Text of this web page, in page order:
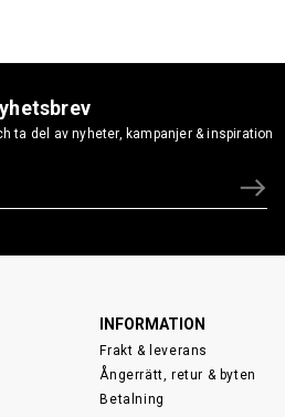
ta del av nyheter, kampanjer & inspiration
INFORMATION
Frakt & leverans
Ångerrätt, retur & byten
Betalning